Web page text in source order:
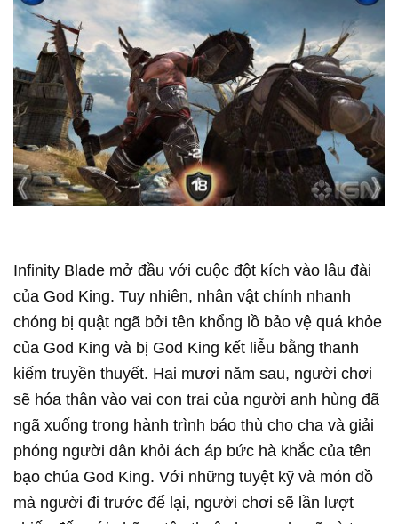
Infinity Blade mở đầu với cuộc đột kích vào lâu đài
của God King. Tuy nhiên, nhân vật chính nhanh
chóng bị quật ngã bởi tên khổng lồ bảo vệ quá khỏe
của God King và bị God King kết liễu bằng thanh
kiếm truyền thuyết. Hai mươi năm sau, người chơi
sẽ hóa thân vào vai con trai của người anh hùng đã
ngã xuống trong hành trình báo thù cho cha và giải
phóng người dân khỏi ách áp bức hà khắc của tên
bạo chúa God King. Với những tuyệt kỹ và món đồ
mà người đi trước để lại, người chơi sẽ lần lượt